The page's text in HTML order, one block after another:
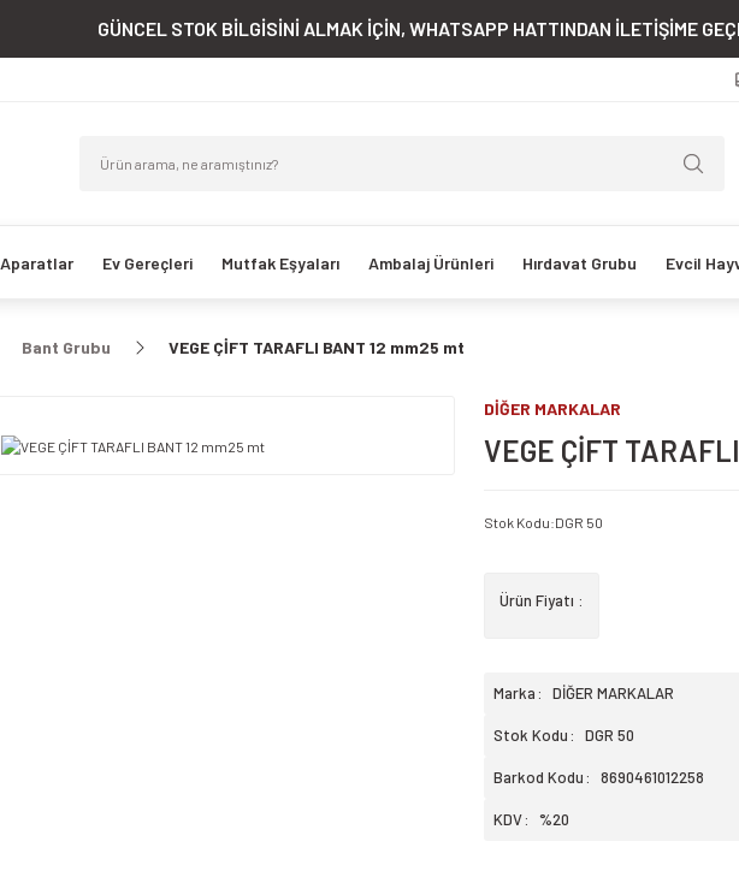
GÜNCEL STOK BİLGİSİNİ ALMAK İÇİN, WHATSAPP HATTINDAN İLETİŞİME
Aparatlar Ev Gereçleri Mutfak Eşyaları Ambalaj Ürünleri Hırdavat Grubu Evcil
Bant Grubu VEGE ÇİFT TARAFLI BANT 12 mm25 mt
DİĞER MARKALAR
VEGE ÇİFT
Stok Kodu:DGR 50
Ürün Fiyatı :
Marka DİĞER MARKALAR
Stok Kodu DGR 50
Barkod Kodu 8690461012258
KDV %20